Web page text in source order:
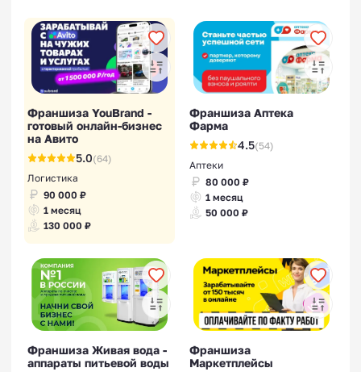
Франшиза YouBrand -
готовый онлайн-бизнес
на Авито
5.0(64)
Логистика
90 000 ₽
1 месяц
130 000 ₽
Франшиза Аптека
Фарма
4.5(54)
Аптеки
80 000 ₽
1 месяц
50 000 ₽
Франшиза Живая вода -
аппараты питьевой воды
Франшиза
Маркетплейсы